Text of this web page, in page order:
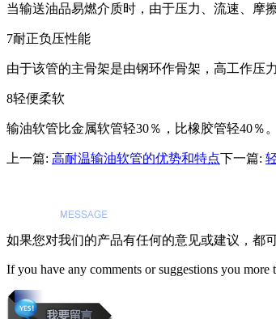
当输送油品易燃介质时，由于压力、流速、摩
7耐正负压性能
由于该管的主骨架是由钢环作骨架，高工作压力
8轻便柔软
输油软管比金属软管轻30％，比橡胶管轻40％
上一篇: 高耐温输油软管的优势和特点下一篇:
如果您对我们的产品有任何的意见或建议，都
If you have any comments or suggestions you